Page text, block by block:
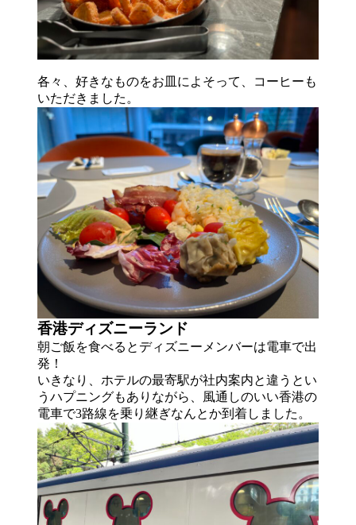
各々、好きなものをお皿によそって、コーヒーも
いただきました。
香港ディズニーランド
朝ご飯を食べるとディズニーメンバーは電車で出
発！
いきなり、ホテルの最寄駅が社内案内と違うとい
うハプニングもありながら、風通しのいい香港の
電車で3路線を乗り継ぎなんとか到着しました。